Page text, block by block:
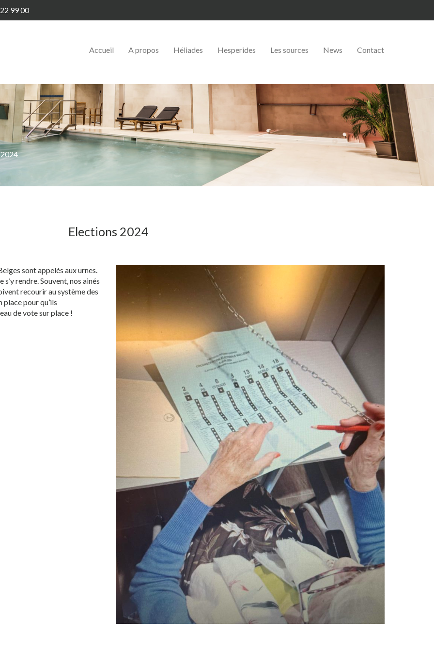
99 00
Accueil A propos Héliades Hesperides Les sources News Contact
Elections 2024
sont appelés aux urnes.
rendre. Souvent, nos ainés
recourir au système des
pour qu’ils
de vote sur place !